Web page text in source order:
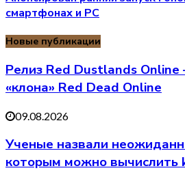
смартфонах и PC
Новые публикации
Релиз Red Dustlands
«клона» Red Dead Online
09.08.2026
Ученые назвали
которым можно вычислить